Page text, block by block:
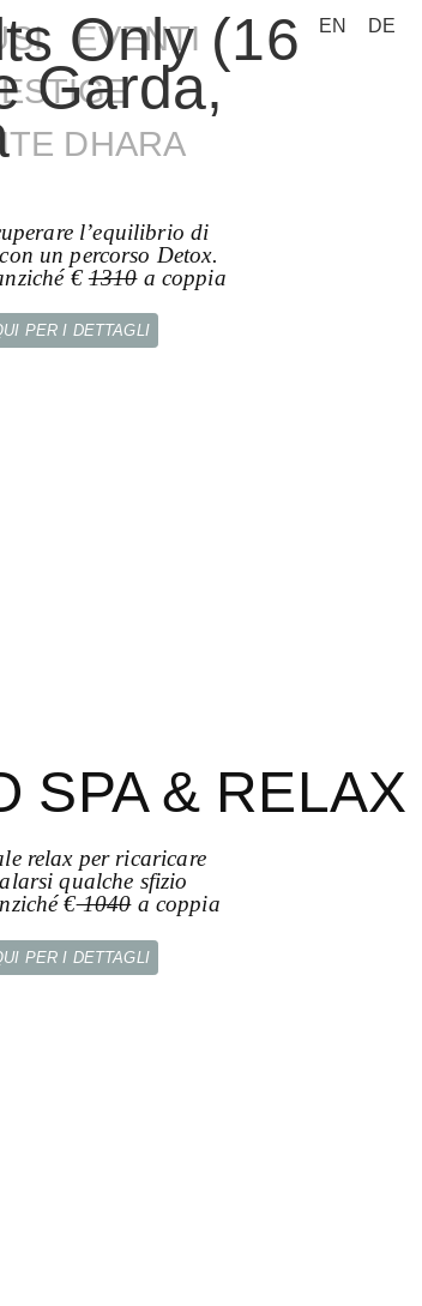
EVENTI
DHARA
Seleziona la tua
EN DE
DETOX
l’equilibrio di
un percorso Detox.
€1310a coppia
PER I DETTAGLI
SPA & RELAX
relax per ricaricare
qualche sfizio
€1040a coppia
PER I DETTAGLI